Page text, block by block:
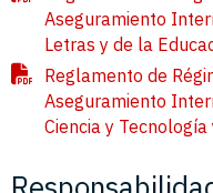
Aseguramiento
Letras y de la
Reglamento de
Aseguramiento
Ciencia y